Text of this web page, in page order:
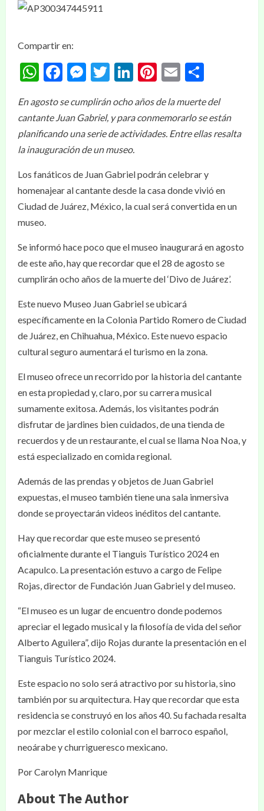
Compartir en:
WhatsApp
Facebook
Messenger
Twitter
LinkedIn
Pinterest
Email
En agosto se cumplirán ocho años de la muerte del
cantante Juan Gabriel, y para conmemorarlo se están
planificando una serie de actividades. Entre ellas resalta
la inauguración de un museo.
Los fanáticos de Juan Gabriel podrán celebrar y
homenajear al cantante desde la casa donde vivió en
Ciudad de Juárez, México, la cual será convertida en un
museo.
Se informó hace poco que el museo inaugurará en agosto
de este año, hay que recordar que el 28 de agosto se
cumplirán ocho años de la muerte del ‘Divo de Juárez’.
Este nuevo Museo Juan Gabriel se ubicará
específicamente en la Colonia Partido Romero de Ciudad
de Juárez, en Chihuahua, México. Este nuevo espacio
cultural seguro aumentará el turismo en la zona.
El museo ofrece un recorrido por la historia del cantante
en esta propiedad y, claro, por su carrera musical
sumamente exitosa. Además, los visitantes podrán
disfrutar de jardines bien cuidados, de una tienda de
recuerdos y de un restaurante, el cual se llama Noa Noa, y
está especializado en comida regional.
Además de las prendas y objetos de Juan Gabriel
expuestas, el museo también tiene una sala inmersiva
donde se proyectarán videos inéditos del cantante.
Hay que recordar que este museo se presentó
oficialmente durante el Tianguis Turístico 2024 en
Acapulco. La presentación estuvo a cargo de Felipe
Rojas, director de Fundación Juan Gabriel y del museo.
“El museo es un lugar de encuentro donde podemos
apreciar el legado musical y la filosofía de vida del señor
Alberto Aguilera”, dijo Rojas durante la presentación en el
Tianguis Turístico 2024.
Este espacio no solo será atractivo por su historia, sino
también por su arquitectura. Hay que recordar que esta
residencia se construyó en los años 40. Su fachada resalta
por mezclar el estilo colonial con el barroco español,
neoárabe y churrigueresco mexicano.
Por Carolyn Manrique
About The Author